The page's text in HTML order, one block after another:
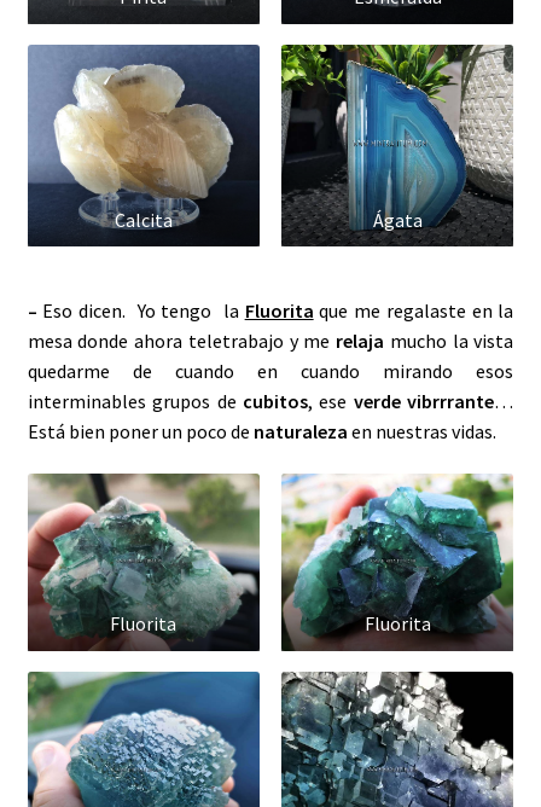
Calcita Ágata
– Eso dicen. Yo tengo la Fluorita que me regalaste en la
mesa donde ahora teletrabajo y me relaja mucho la vista
quedarme de cuando en cuando mirando esos
interminables grupos de cubitos, ese verde vibrrrante…
Está bien poner un poco de naturaleza en nuestras vidas.
Fluorita Fluorita